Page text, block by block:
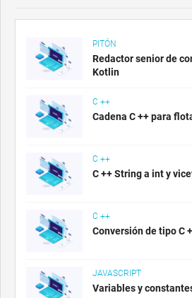
PITÓN
Redactor senior de
Kotlin
C ++
Cadena C ++ para
C ++
C ++ String a int y
C ++
Conversión de tipo C
JAVASCRIPT
Variables y